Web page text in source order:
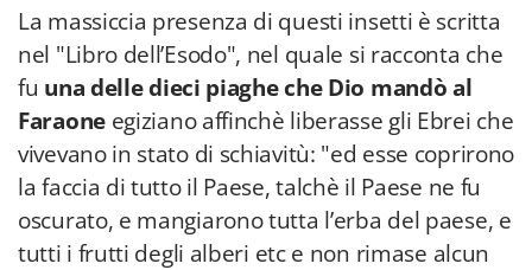
La massiccia presenza di questi insetti è scritta
nel "Libro dell’Esodo", nel quale si racconta che
fu una delle dieci piaghe che Dio mandò al
Faraoneegiziano affinchè liberasse gli Ebrei che
vivevano in stato di schiavitù: "ed esse coprirono
la faccia di tutto il Paese, talchè il Paese ne fu
oscurato, e mangiarono tutta l’erba del paese, e
tutti i frutti degli alberi etc e non rimase alcun